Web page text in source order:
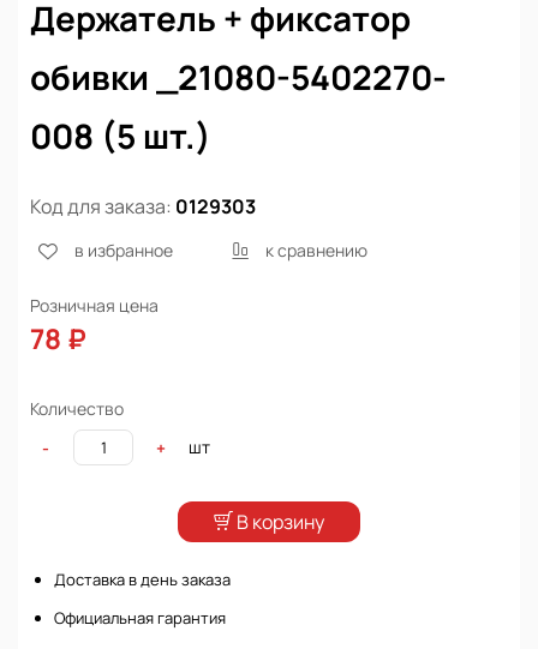
Держатель + фиксатор
обивки _21080-5402270-
008 (5 шт.)
Код для заказа: 0129303
в избранное к сравнению
Розничная цена
78 ₽
Количество
-
+ шт
В корзину
Доставка в день заказа
Официальная гарантия